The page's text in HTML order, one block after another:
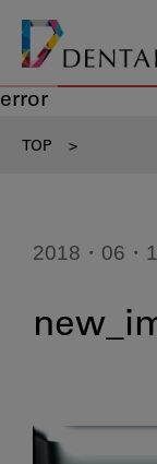
error
TOP >
2018・06・